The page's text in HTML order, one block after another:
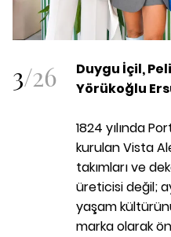
3/26
Duygu İçil,
Yörükoğlu
1824 yılında
kurulan Vista
takımları ve
üreticisi değil;
yaşam
marka olarak